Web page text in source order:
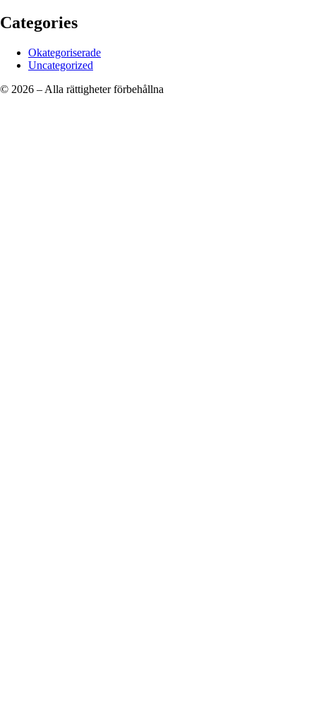
Categories
Okategoriserade
Uncategorized
© 2026 – Alla rättigheter förbehållna